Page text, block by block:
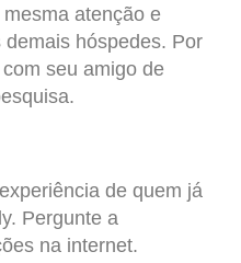
atenção e
hóspedes. Por
seu amigo de
de quem já
Pergunte a
na internet.